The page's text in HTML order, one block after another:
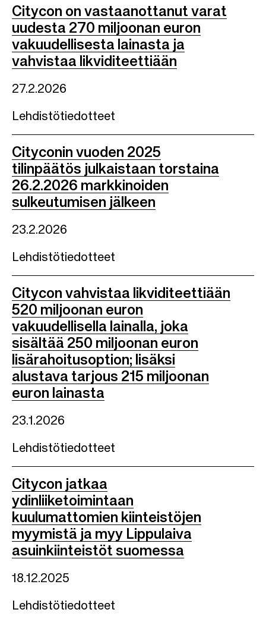
Citycon on vastaanottanut varat
uudesta 270 miljoonan euron
vakuudellisesta lainasta ja
vahvistaa likviditeettiään
27.2.2026
Lehdistötiedotteet
Cityconin vuoden 2025
tilinpäätös julkaistaan torstaina
26.2.2026 markkinoiden
sulkeutumisen jälkeen
23.2.2026
Lehdistötiedotteet
Citycon vahvistaa likviditeettiään
520 miljoonan euron
vakuudellisella lainalla, joka
sisältää 250 miljoonan euron
lisärahoitusoption; lisäksi
alustava tarjous 215 miljoonan
euron lainasta
23.1.2026
Lehdistötiedotteet
Citycon jatkaa
ydinliiketoimintaan
kuulumattomien kiinteistöjen
myymistä ja myy Lippulaiva
asuinkiinteistöt suomessa
18.12.2025
Lehdistötiedotteet